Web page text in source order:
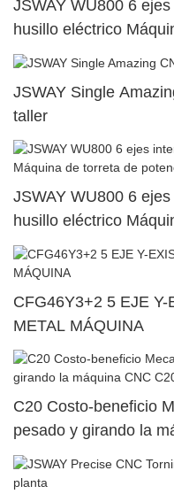
JSWAY WU800 6
husillo eléctrico
superior dual1
JSWAY Single
taller
JSWAY WU800 6
husillo eléctrico
superior dual95
CFG46Y3+2 5 EJE
METAL MÁQUINA
C20 Costo-beneficio
pesado y girando la
contrapesado1